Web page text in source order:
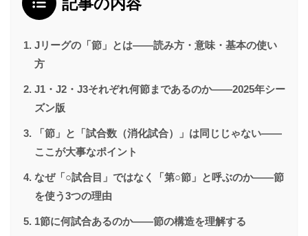
記事の内容
Jリーグの「節」とは——読み方・意味・基本の使い
方
J1・J2・J3それぞれ何節まであるのか——2025年シー
ズン版
「節」と「試合数（消化試合）」は同じじゃない——
ここが大事なポイント
なぜ「○試合目」ではなく「第○節」と呼ぶのか——節
を使う3つの理由
1節に何試合あるのか——節の構造を理解する